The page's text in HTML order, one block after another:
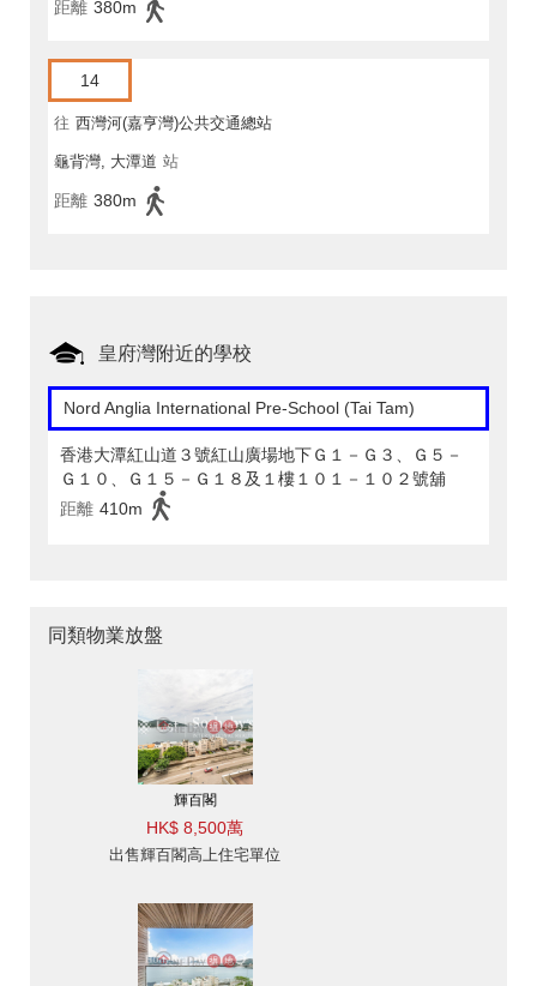
距離 380m
14
往 西灣河(嘉亨灣)公共交通總站
龜背灣, 大潭道 站
距離 380m
皇府灣附近的學校
Nord Anglia International Pre-School (Tai Tam)
香港大潭紅山道３號紅山廣場地下Ｇ１－Ｇ３、Ｇ５－
Ｇ１０、Ｇ１５－Ｇ１８及１樓１０１－１０２號舖
距離 410m
同類物業放盤
輝百閣
HK$ 8,500萬
出售輝百閣高上住宅單位